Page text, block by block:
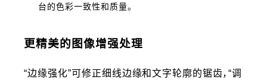
台的色彩一致性和质量。
更精美的图像增强处理
“边缘强化”可修正细线边缘和文字轮廓的锯齿，“调